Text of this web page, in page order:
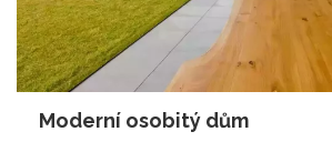
Moderní osobitý dům